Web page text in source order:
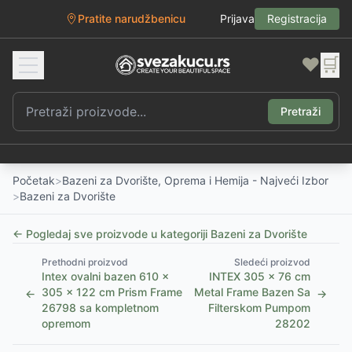
Pratite narudžbenicu Prijava Registracija
❤️ 🛒
Pretraži
Početak>Bazeni za Dvorište, Oprema i Hemija - Najveći Izbor
>Bazeni za Dvorište
← Pogledaj sve proizvode u kategoriji Bazeni za Dvorište
←
Prethodni proizvod
Intex ovalni bazen 610 x
305 x 122 cm Prism Frame
26798 sa kompletnom
opremom
Sledeći proizvod
INTEX 305 x 76 cm
Metal Frame Bazen Sa
Filterskom Pumpom
28202
→